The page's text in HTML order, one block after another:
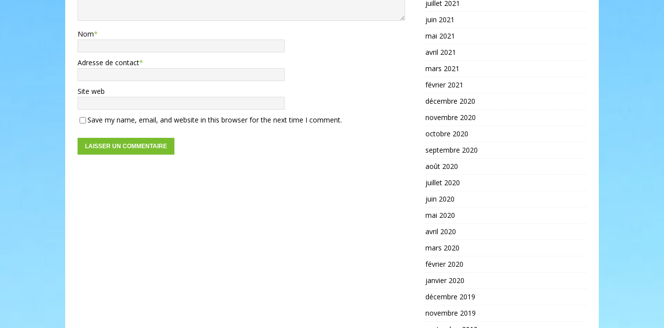
Nom*
Adresse de contact*
Site web
Save my name, email, and website in this browser for the next time I comment.
juillet 2021
juin 2021
mai 2021
avril 2021
mars 2021
février 2021
décembre 2020
novembre 2020
octobre 2020
septembre 2020
août 2020
juillet 2020
juin 2020
mai 2020
avril 2020
mars 2020
février 2020
janvier 2020
décembre 2019
novembre 2019